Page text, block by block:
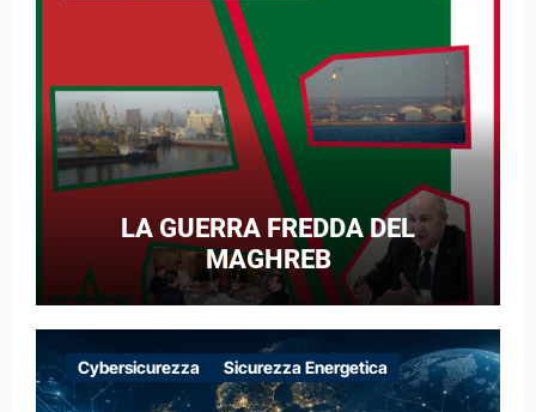
LA GUERRA FREDDA DEL
MAGHREB
Cybersicurezza Sicurezza Energetica